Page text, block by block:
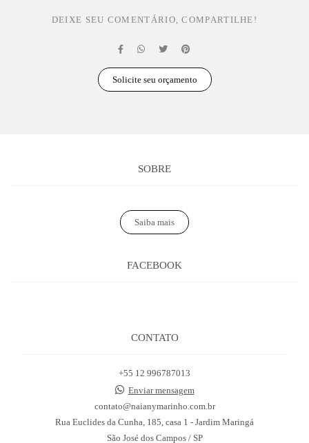
DEIXE SEU COMENTÁRIO, COMPARTILHE!
Solicite seu orçamento
SOBRE
Saiba mais
FACEBOOK
CONTATO
+55 12 996787013
Enviar mensagem
contato@naianymarinho.com.br
Rua Euclides da Cunha, 185, casa 1 - Jardim Maringá
São José dos Campos / SP